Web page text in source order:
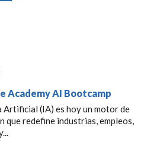
Academy AI Bootcamp
Artificial (IA) es hoy un motor de
que redefine industrias, empleos,